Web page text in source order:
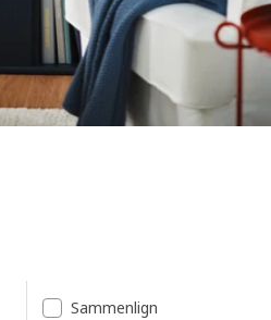
Sammenlign